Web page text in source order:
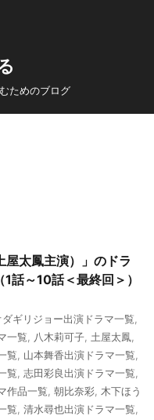
ためのブログ
屋太鳳主演）」のドラ
話～10話＜最終回＞）
ダギリジョー出演ドラマ一覧
一覧
八木莉可子 土屋太鳳
覧
山本舞香出演ドラマ一覧
覧 志田彩良出演ドラマ一覧
作品一覧 朝比奈彩 木下ほう
覧 清水尋也出演ドラマ一覧